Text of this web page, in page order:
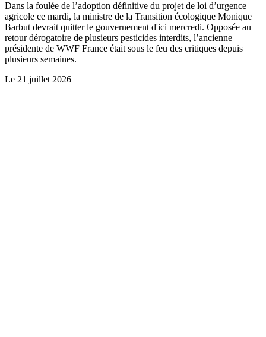
Dans la foulée de l’adoption définitive du projet de loi d’urgence
agricole ce mardi, la ministre de la Transition écologique Monique
Barbut devrait quitter le gouvernement d'ici mercredi. Opposée au
retour dérogatoire de plusieurs pesticides interdits, l’ancienne
présidente de WWF France était sous le feu des critiques depuis
plusieurs semaines.
Le 21 juillet 2026